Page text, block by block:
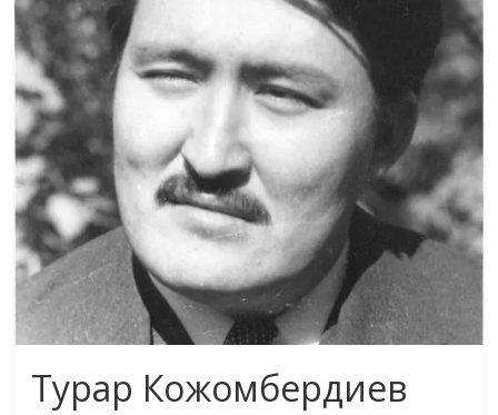
жана
адабияты
Турар Кожомбердиев